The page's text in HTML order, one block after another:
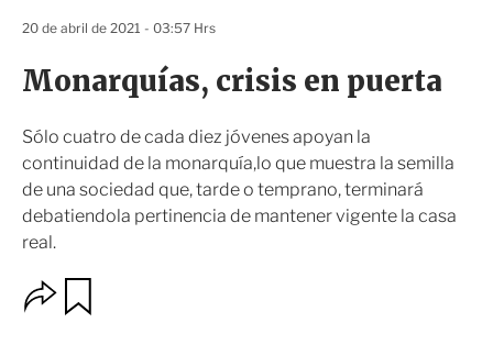
Monarquías, crisis en puerta
Sólo cuatro de cada diez jóvenes apoyan la
continuidad de la monarquía,lo que muestra la semilla
de una sociedad que, tarde o temprano, terminará
debatiendola pertinencia de mantener vigente la casa
real.
20 de abril de 2021 - 03:57 Hrs
O
p